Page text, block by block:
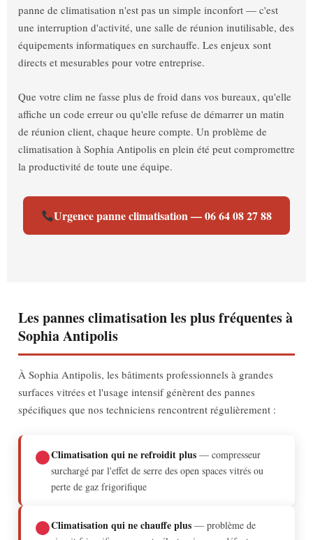
panne de climatisation n'est pas un simple inconfort — c'est
une interruption d'activité, une salle de réunion inutilisable, des
équipements informatiques en surchauffe. Les enjeux sont
directs et mesurables pour votre entreprise.
Que votre clim ne fasse plus de froid dans vos bureaux, qu'elle
affiche un code erreur ou qu'elle refuse de démarrer un matin
de réunion client, chaque heure compte. Un problème de
climatisation à Sophia Antipolis en plein été peut compromettre
la productivité de toute une équipe.
Urgence panne climatisation — 06 64 08 27 88
Les pannes climatisation les plus fréquentes à
Sophia Antipolis
À Sophia Antipolis, les bâtiments professionnels à grandes
surfaces vitrées et l'usage intensif génèrent des pannes
spécifiques que nos techniciens rencontrent régulièrement :
Climatisation qui ne refroidit plus— compresseur
surchargé par l'effet de serre des open spaces vitrés ou
perte de gaz frigorifique
Climatisation qui ne chauffe plus— problème de